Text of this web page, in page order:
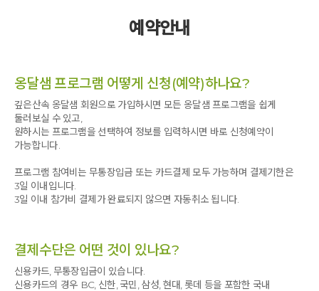
예약안내
옹달샘 프로그램 어떻게 신청(예약)하나요?
깊은산속 옹달샘 회원으로 가입하시면 모든 옹달샘 프로그램을 쉽게
둘러보실 수 있고,
원하시는 프로그램을 선택하여 정보를 입력하시면 바로 신청예약이
가능합니다.
프로그램 참여비는 무통장입금 또는 카드결제 모두 가능하며 결제기한은
3일 이내입니다.
3일 이내 참가비 결제가 완료되지 않으면 자동취소 됩니다.
결제수단은 어떤 것이 있나요?
신용카드, 무통장입금이 있습니다.
신용카드의 경우 BC, 신한, 국민, 삼성, 현대, 롯데 등을 포함한 국내